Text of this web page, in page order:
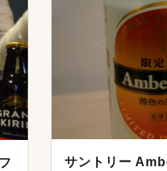
サントリー